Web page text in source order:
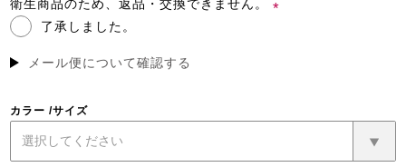
衛生商品のため、返品・交換できません。
了承しました。
メール便について確認する
カラー サイズ